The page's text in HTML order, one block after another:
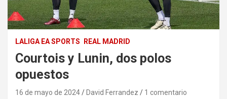
LALIGA EA SPORTS REAL MADRID
Courtois y Lunin, dos polos
opuestos
16 de mayo de 2024 David Ferrandez 1 comentario